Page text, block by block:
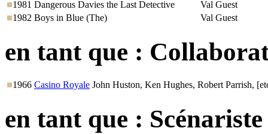
1981 Dangerous Davies the Last Detective
Val Guest
1982 Boys in Blue (The) Val Guest
en tant que :
1966 Casino Royale John Huston, Ken Hughes, Robert Parrish,
en tant que : Scénariste